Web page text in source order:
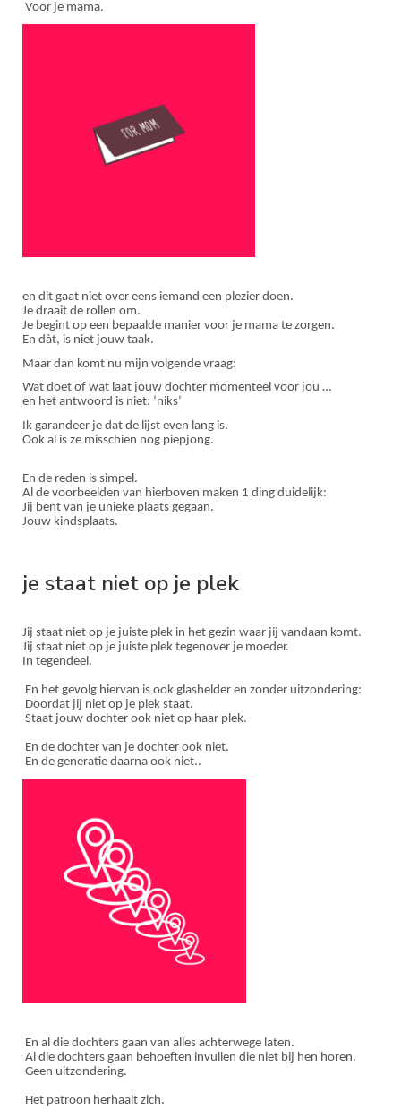
Voor je mama.
en dit gaat niet over eens iemand een plezier doen.
Je draait de rollen om.
Je begint op een bepaalde manier voor je mama te zorgen.
En dàt, is niet jouw taak.
Maar dan komt nu mijn volgende vraag:
Wat doet of wat laat jouw dochter momenteel voor jou …
en het antwoord is niet: ‘niks’
Ik garandeer je dat de lijst even lang is.
Ook al is ze misschien nog piepjong.
En de reden is simpel.
Al de voorbeelden van hierboven maken 1 ding duidelijk:
Jij bent van je unieke plaats gegaan.
Jouw kindsplaats.
je staat niet op je plek
Jij staat niet op je juiste plek in het gezin waar jij vandaan komt.
Jij staat niet op je juiste plek tegenover je moeder.
In tegendeel.
En het gevolg hiervan is ook glashelder en zonder uitzondering:
Doordat jij niet op je plek staat.
Staat jouw dochter ook niet op haar plek.
En de dochter van je dochter ook niet.
En de generatie daarna ook niet..
En al die dochters gaan van alles achterwege laten.
Al die dochters gaan behoeften invullen die niet bij hen horen.
Geen uitzondering.
Het patroon herhaalt zich.